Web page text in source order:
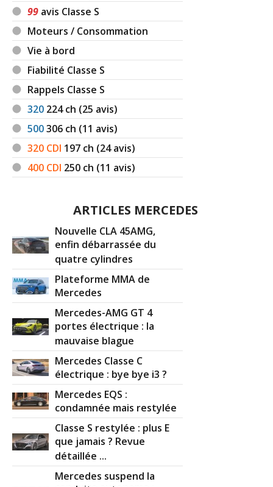
99 avis Classe S
Moteurs / Consommation
Vie à bord
Fiabilité Classe S
Rappels Classe S
320 224ch (25 avis)
500306 ch (11 avis)
320 CDI 197 ch (24 avis)
400 CDI 250 ch (11 avis)
ARTICLES MERCEDES
Nouvelle CLA 45AMG,
enfin débarrassée du
quatre cylindres
Plateforme MMA de
Mercedes
Mercedes-AMG GT 4
portes électrique : la
mauvaise blague
Mercedes Classe C
électrique : bye bye i3 ?
Mercedes EQS :
condamnée mais restylée
Classe S restylée : plus E
que jamais ? Revue
détaillée ...
Mercedes suspend la